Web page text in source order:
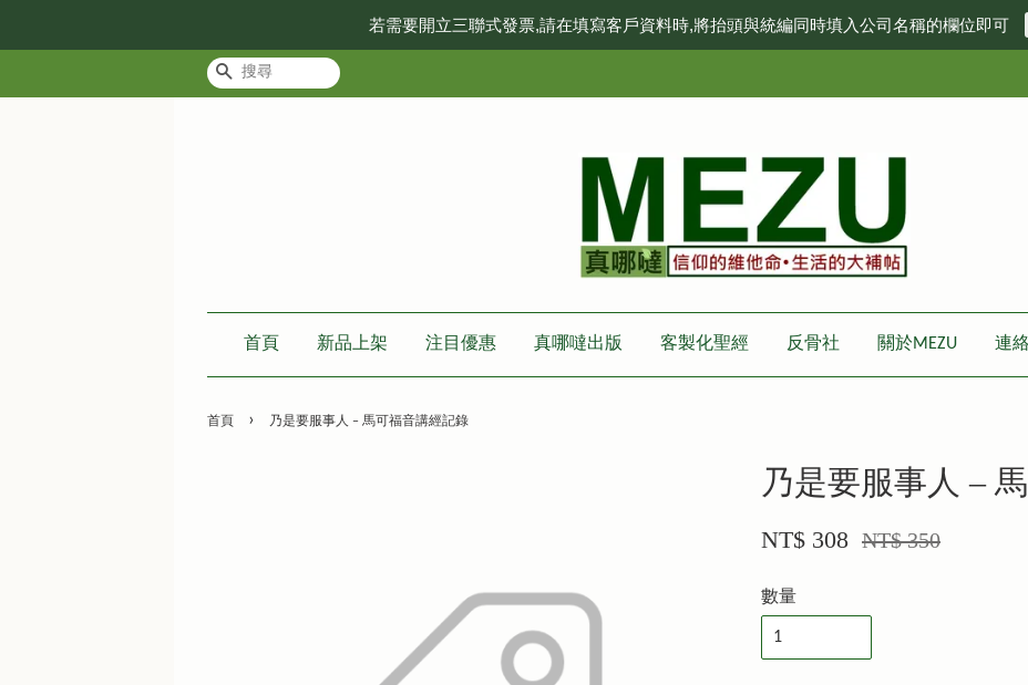
若需要開立三聯式發票,請在填寫客戶資料時,將抬頭與統編同時填入公司名稱的欄位即可
搜尋
首頁 新品上架 注目優惠 真哪噠出版 客製化聖經 反骨社 關於MEZU 連
首頁 › 乃是要服事人 – 馬可福音講經記錄
乃是要服事人 –
NT$ 308 NT$ 350
數量